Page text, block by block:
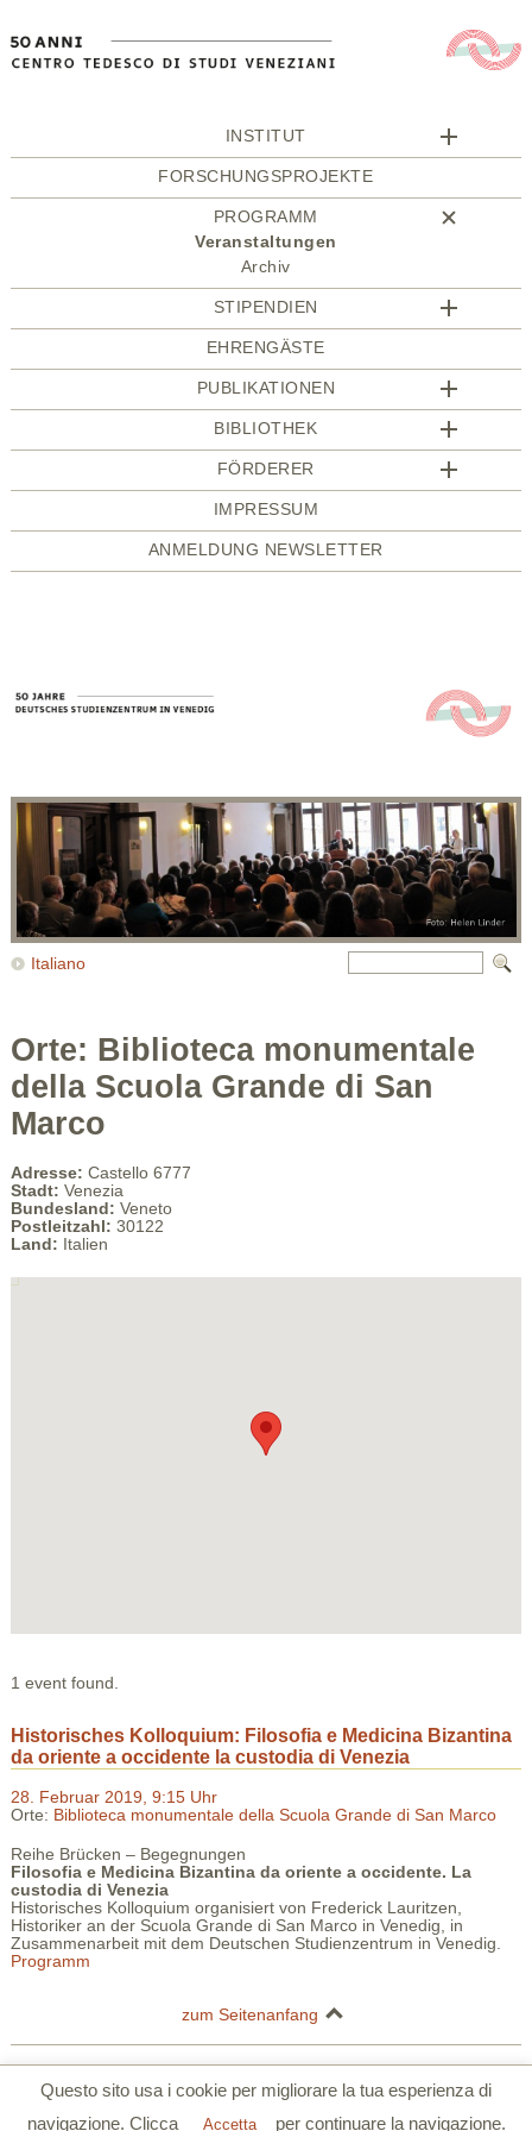
INSTITUT
FORSCHUNGSPROJEKTE
PROGRAMM
Veranstaltungen
Archiv
STIPENDIEN
EHRENGÄSTE
PUBLIKATIONEN
BIBLIOTHEK
FÖRDERER
IMPRESSUM
ANMELDUNG NEWSLETTER
Italiano
Orte: Biblioteca monumentale
della Scuola Grande di San
Marco
Adresse: Castello 6777
Stadt: Venezia
Bundesland: Veneto
Postleitzahl: 30122
Land: Italien
1 event found.
Historisches Kolloquium: Filosofia e Medicina Bizantina
da oriente a occidente la custodia di Venezia
28. Februar 2019, 9:15 Uhr
Orte: Biblioteca monumentale della Scuola Grande di San Marco
Reihe Brücken – Begegnungen
Filosofia e Medicina Bizantina da oriente a occidente. La
custodia di Venezia
Historisches Kolloquium organisiert von Frederick Lauritzen,
Historiker an der Scuola Grande di San Marco in Venedig, in
Zusammenarbeit mit dem Deutschen Studienzentrum in Venedig.
Programm
zum Seitenanfang
S.Polo 2765/a Calle Corner 30125 Venezia
Tel. 0039 041 5206355 | Fax. 0039 041 5206780 |www.dszv.it|
Questo sito usa i cookie per migliorare la tua esperienza di
navigazione. Clicca
Accetta per continuare la navigazione.